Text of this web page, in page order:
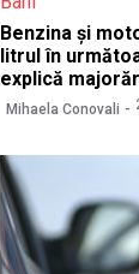
Benzina și
litrul în
explică
Mihaela Conovali